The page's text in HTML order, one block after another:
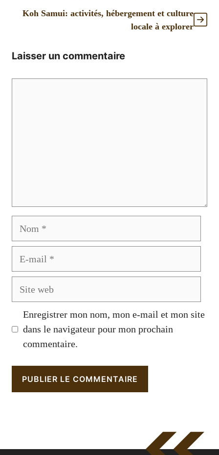
Koh Samui: activités, hébergement et culture
locale à explorer
Laisser un commentaire
Enregistrer mon nom, mon e-mail et mon site
dans le navigateur pour mon prochain
commentaire.